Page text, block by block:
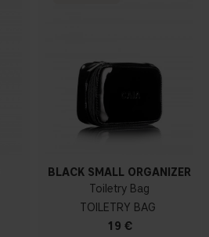
BLACK SMALL ORGANIZER
Toiletry Bag
TOILETRY BAG
19 €